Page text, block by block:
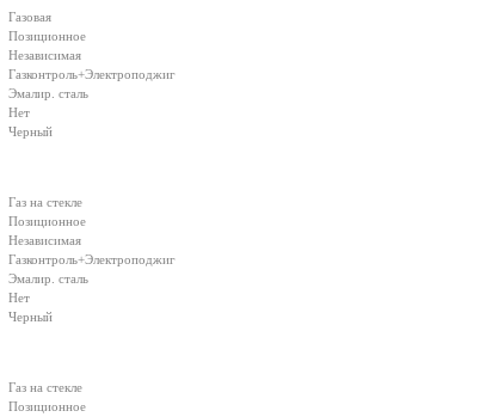
Газовая
Позиционное
Независимая
Газконтроль+Электроподжиг
Эмалир. сталь
Нет
Черный
Газ на стекле
Позиционное
Независимая
Газконтроль+Электроподжиг
Эмалир. сталь
Нет
Черный
Газ на стекле
Позиционное